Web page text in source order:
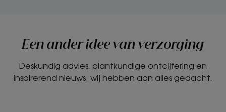
Een ander idee van verzorging
Deskundig advies, plantkundige ontcijfering en
inspirerend nieuws: wij hebben aan alles gedacht.